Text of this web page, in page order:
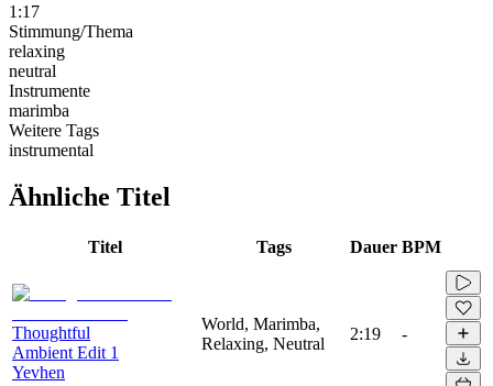
1:17
Stimmung/Thema
relaxing
neutral
Instrumente
marimba
Weitere Tags
instrumental
Ähnliche Titel
Titel Tags Dauer BPM
Thoughtful
Ambient Edit 1
Yevhen
World, Marimba,
Relaxing, Neutral
2:19 -